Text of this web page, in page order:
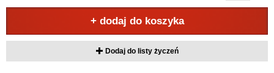
+ dodaj do koszyka
Dodaj do listy życzeń